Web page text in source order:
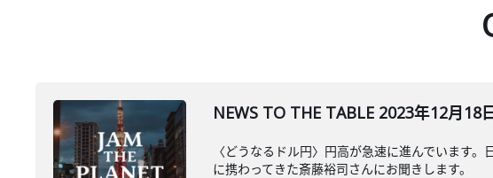
NEWS TO THE TABLE 2023年12月
〈どうなるドル円〉円高が急速に進んでいます
に携わってきた斎藤裕司さんにお聞きします。